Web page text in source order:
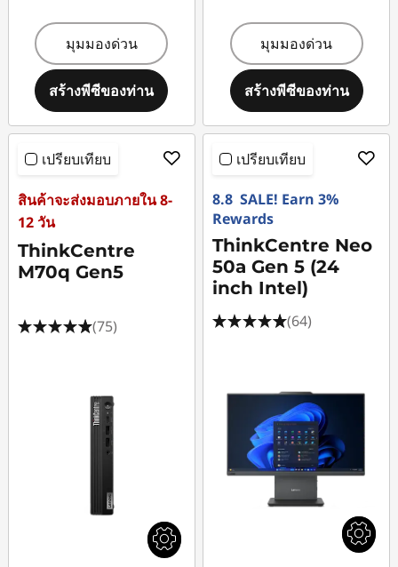
มุมมองด่วน
สร้างพีซีของท่าน
มุมมองด่วน
สร้างพีซีของท่าน
เปรียบเทียบ
สินค้าจะส่งมอบภายใน 8-
12 วัน
ThinkCentre
M70q Gen5
(75)
เปรียบเทียบ
8.8 SALE! Earn 3%
Rewards
ThinkCentre Neo
50a Gen 5 (24
inch Intel)
(64)